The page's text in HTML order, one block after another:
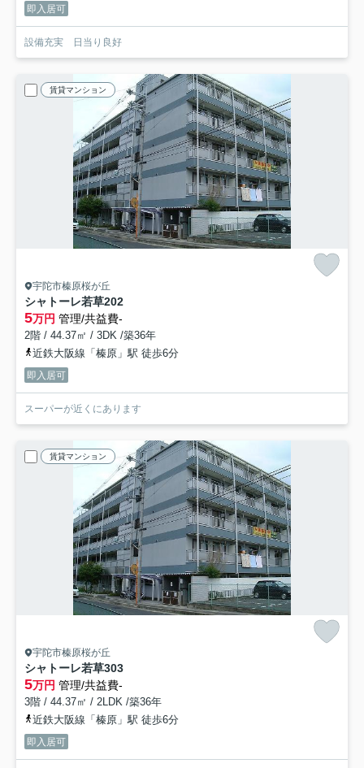
即入居可
設備充実 日当り良好
賃貸マンション
宇陀市榛原桜が丘
シャトーレ若草202
5万円 管理/共益費-
2階 / 44.37㎡ / 3DK /築36年
近鉄大阪線「榛原」駅 徒歩6分
即入居可
スーパーが近くにあります
賃貸マンション
宇陀市榛原桜が丘
シャトーレ若草303
5万円 管理/共益費-
3階 / 44.37㎡ / 2LDK /築36年
近鉄大阪線「榛原」駅 徒歩6分
即入居可